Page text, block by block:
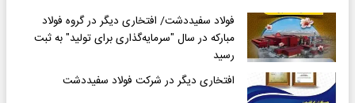
فولاد سفیددشت/ افتخاری دیگر در گروه فولاد
مبارکه در سال "سرمایه‌گذاری برای تولید" به ثبت
رسید
افتخاری دیگر در شرکت فولاد سفیددشت